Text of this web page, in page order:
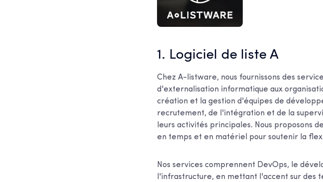
1. Logiciel de liste A
Chez A-listware, nous fournissons des
d'externalisation informatique aux
création et la gestion d'équipes de
recrutement, de l'intégration et de la
leurs activités principales. Nous proposons
en temps et en matériel pour soutenir la
Nos services comprennent DevOps, le
l'infrastructure, en mettant l'accent sur des